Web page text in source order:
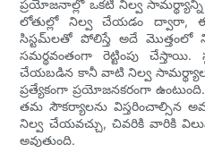
ప్రయోజనాల్లో ఒకటి నిల్వ సామర్థ్యాన్ని
లోతుల్లో నిల్వ చేయడం ద్వారా, ఈ
సిస్టమ్‌లతో పోలిస్తే అదే మొత్తంలో
సమర్థవంతంగా రెట్టింపు
చేయబడిన కానీ వాటి నిల్వ
ప్రత్యేకంగా ప్రయోజనకరంగా
తమ సౌకర్యాలను విస్తరించాల్సిన
నిల్వ చేయవచ్చు, చివరికి వారికి
అవుతుంది.